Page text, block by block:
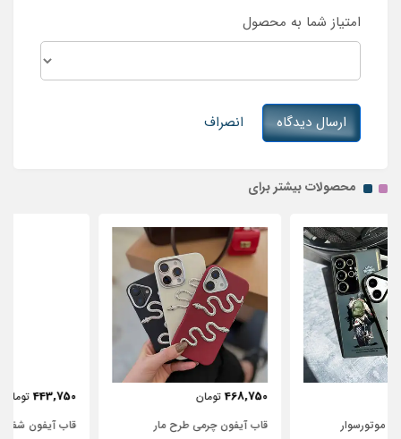
امتیاز شما به محصول
ارسال دیدگاه انصراف
محصولات بیشتر برای
قاب آیفون چرمی طرح مار
قاب آیفون شفاف با پاپیون سفید و